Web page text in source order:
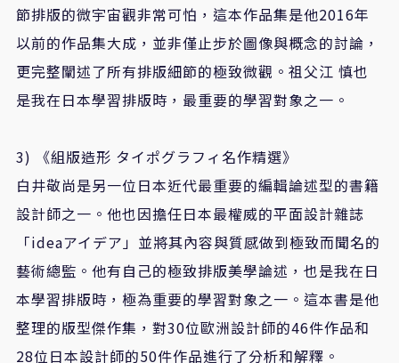
節排版的微宇宙觀非常可怕，這本作品集是他2016年
以前的作品集大成，並非僅止步於圖像與概念的討論，
更完整闡述了所有排版細節的極致微觀。祖父江 慎也
是我在日本學習排版時，最重要的學習對象之一。
3) 《組版造形 タイポグラフィ名作精選》
白井敬尚是另一位日本近代最重要的編輯論述型的書籍
設計師之一。 他也因擔任日本最權威的平面設計雜誌
「ideaアイデア」並將其內容與質感做到極致而聞名的
藝術總監。他有自己的極致排版美學論述，也是我在日
本學習排版時，極為重要的學習對象之一。這本書是他
整理的版型傑作集，對30位歐洲設計師的46件作品和
28位日本設計師的50件作品進行了分析和解釋。